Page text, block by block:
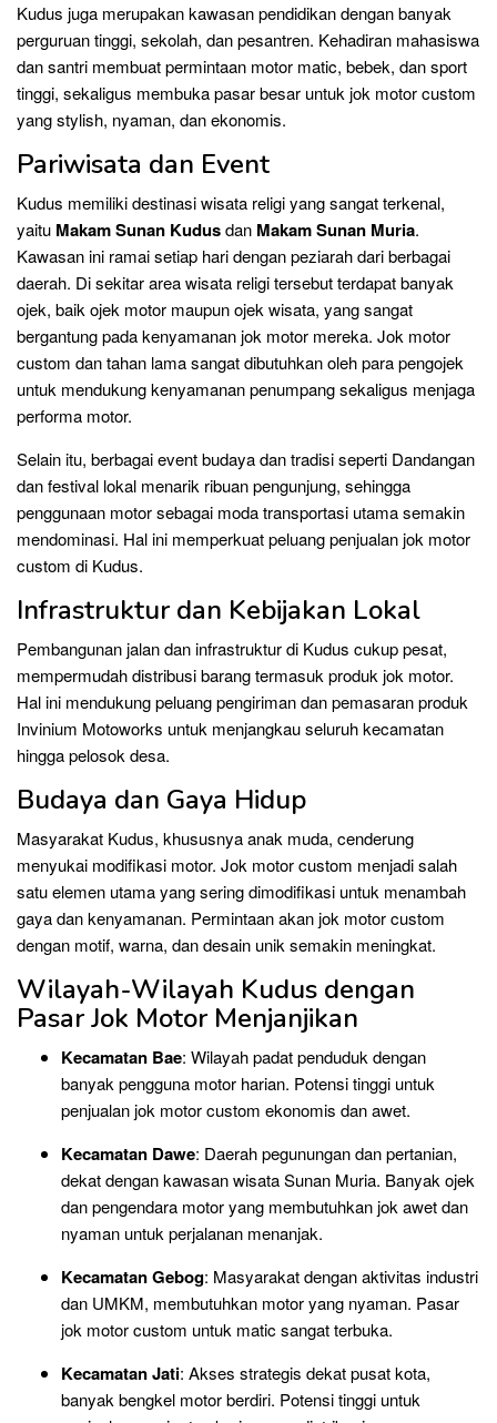
Kudus juga merupakan kawasan pendidikan dengan banyak
perguruan tinggi, sekolah, dan pesantren. Kehadiran mahasiswa
dan santri membuat permintaan motor matic, bebek, dan sport
tinggi, sekaligus membuka pasar besar untuk jok motor custom
yang stylish, nyaman, dan ekonomis.
Pariwisata dan Event
Kudus memiliki destinasi wisata religi yang sangat terkenal,
yaitu Makam Sunan Kudusdan Makam Sunan Muria.
Kawasan ini ramai setiap hari dengan peziarah dari berbagai
daerah. Di sekitar area wisata religi tersebut terdapat banyak
ojek, baik ojek motor maupun ojek wisata, yang sangat
bergantung pada kenyamanan jok motor mereka. Jok motor
custom dan tahan lama sangat dibutuhkan oleh para pengojek
untuk mendukung kenyamanan penumpang sekaligus menjaga
performa motor.
Selain itu, berbagai event budaya dan tradisi seperti Dandangan
dan festival lokal menarik ribuan pengunjung, sehingga
penggunaan motor sebagai moda transportasi utama semakin
mendominasi. Hal ini memperkuat peluang penjualan jok motor
custom di Kudus.
Infrastruktur dan Kebijakan Lokal
Pembangunan jalan dan infrastruktur di Kudus cukup pesat,
mempermudah distribusi barang termasuk produk jok motor.
Hal ini mendukung peluang pengiriman dan pemasaran produk
Invinium Motoworks untuk menjangkau seluruh kecamatan
hingga pelosok desa.
Budaya dan Gaya Hidup
Masyarakat Kudus, khususnya anak muda, cenderung
menyukai modifikasi motor. Jok motor custom menjadi salah
satu elemen utama yang sering dimodifikasi untuk menambah
gaya dan kenyamanan. Permintaan akan jok motor custom
dengan motif, warna, dan desain unik semakin meningkat.
Wilayah-Wilayah Kudus dengan
Pasar Jok Motor Menjanjikan
Kecamatan Bae: Wilayah padat penduduk dengan
banyak pengguna motor harian. Potensi tinggi untuk
penjualan jok motor custom ekonomis dan awet.
Kecamatan Dawe: Daerah pegunungan dan pertanian,
dekat dengan kawasan wisata Sunan Muria. Banyak ojek
dan pengendara motor yang membutuhkan jok awet dan
nyaman untuk perjalanan menanjak.
Kecamatan Gebog: Masyarakat dengan aktivitas industri
dan UMKM, membutuhkan motor yang nyaman. Pasar
jok motor custom untuk matic sangat terbuka.
Kecamatan Jati: Akses strategis dekat pusat kota,
banyak bengkel motor berdiri. Potensi tinggi untuk